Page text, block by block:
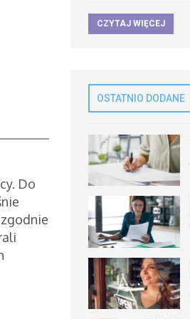
Do
CZYTAJ WIĘCEJ
OSTATNIO DODANE